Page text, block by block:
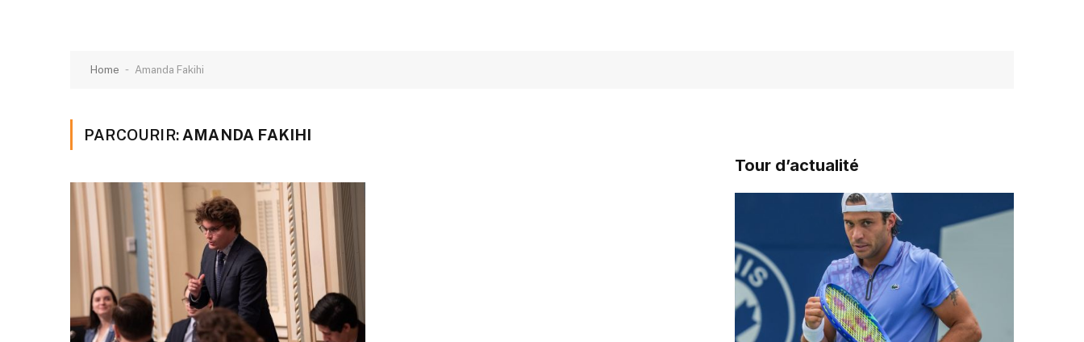
Home - Amanda Fakihi
PARCOURIR: AMANDA FAKIHI
Tour d’actualité